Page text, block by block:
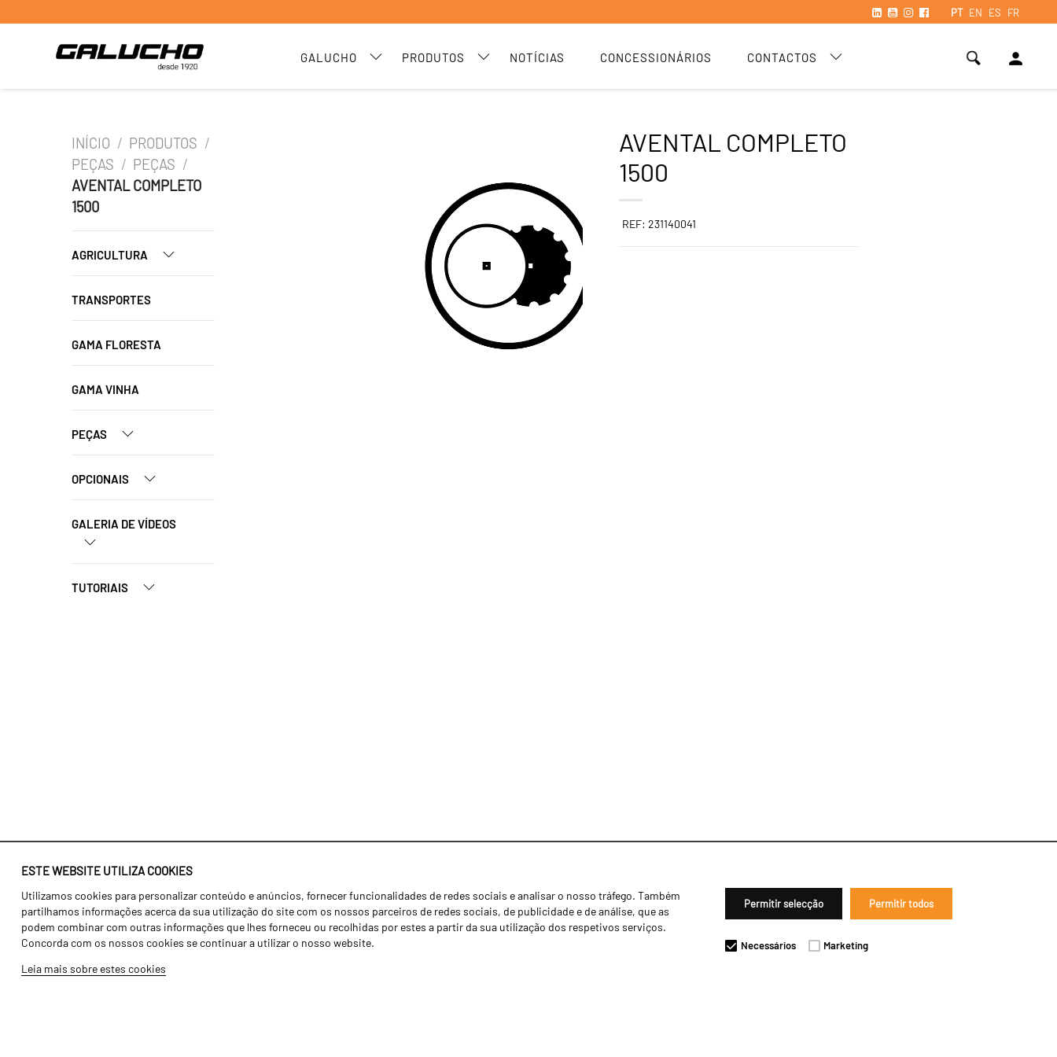
PT EN ES FR
GALUCHO PRODUTOS NOTÍCIAS CONCESSIONÁRIOS CONTACTOS person
ESTE WEBSITE UTILIZA COOKIES
Utilizamos cookies para personalizar conteúdo e anúncios, fornecer funcionalidades de redes sociais e analisar o nosso tráfego. Também
partilhamos informações acerca da sua utilização do site com os nossos parceiros de redes sociais, de publicidade e de análise, que as
podem combinar com outras informações que lhes forneceu ou recolhidas por estes a partir da sua utilização dos respetivos serviços.
Concorda com os nossos cookies se continuar a utilizar o nosso website.
Leia mais sobre estes cookies
Permitir selecção Permitir todos
Necessários Marketing
INÍCIO / PRODUTOS /
PEÇAS / PEÇAS /
AVENTAL COMPLETO
1500
AGRICULTURA
TRANSPORTES
GAMA FLORESTA
GAMA VINHA
PEÇAS
OPCIONAIS
GALERIA DE VÍDEOS
TUTORIAIS
AVENTAL COMPLETO
1500
REF: 231140041
Identidade
História
Fábrica / Produção
Recursos Humanos
Agricultura
Transportes
Gama Floresta
Notícias
Concessionários